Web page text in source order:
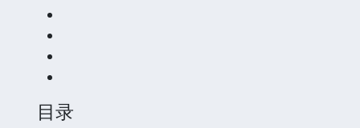
目录